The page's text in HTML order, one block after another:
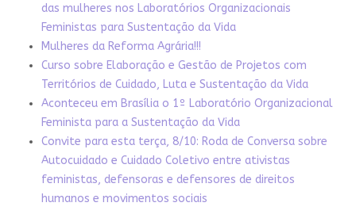
das mulheres nos Laboratórios Organizacionais
Feministas para Sustentação da Vida
Mulheres da Reforma Agrária!!!
Curso sobre Elaboração e Gestão de Projetos com
Territórios de Cuidado, Luta e Sustentação da Vida
Aconteceu em Brasília o 1º Laboratório Organizacional
Feminista para a Sustentação da Vida
Convite para esta terça, 8/10: Roda de Conversa sobre
Autocuidado e Cuidado Coletivo entre ativistas
feministas, defensoras e defensores de direitos
humanos e movimentos sociais